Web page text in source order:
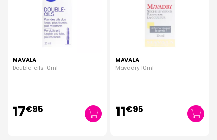
MAVALA
Double-cils 10ml
17€95
MAVALA
Mavadry 10ml
11€95